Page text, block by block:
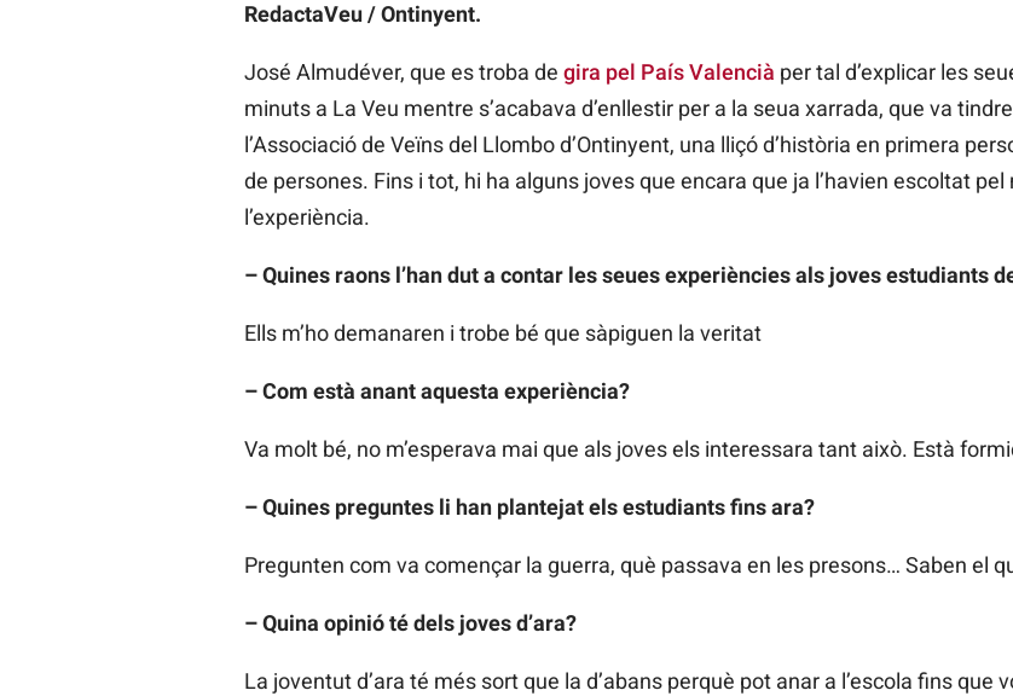
RedactaVeu / Ontinyent.
José Almudéver, que es troba de gira pel País Valencià per tal d’explicar les
minuts a La Veu mentre s’acabava d’enllestir per a la seua xarrada, que va
l’Associació de Veïns del Llombo d’Ontinyent, una lliçó d’història en primera
de persones. Fins i tot, hi ha alguns joves que encara que ja l’havien escoltat
l’experiència.
– Quines raons l’han dut a contar les seues experiències als joves estudiants
Ells m’ho demanaren i trobe bé que sàpiguen la veritat
– Com està anant aquesta experiència?
Va molt bé, no m’esperava mai que als joves els interessara tant això. Està
– Quines preguntes li han plantejat els estudiants fins ara?
Pregunten com va començar la guerra, què passava en les presons… Saben el
– Quina opinió té dels joves d’ara?
La joventut d’ara té més sort que la d’abans perquè pot anar a l’escola fins que